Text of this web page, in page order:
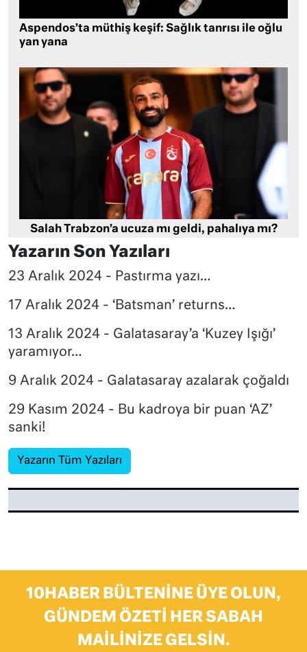
Aspendos’ta müthiş keşif: Sağlık tanrısı ile oğlu
yan yana
Salah Trabzon’a ucuza mı geldi, pahalıya mı?
Yazarın Son Yazıları
23 Aralık 2024 - Pastırma yazı…
17 Aralık 2024 - ‘Batsman’ returns…
13 Aralık 2024 - Galatasaray’a ‘Kuzey Işığı’
yaramıyor…
9 Aralık 2024 - Galatasaray azalarak çoğaldı
29 Kasım 2024 - Bu kadroya bir puan ‘AZ’
sanki!
Yazarın Tüm Yazıları
10HABER BÜLTENINE ÜYE OLUN,
GÜNDEM ÖZETI HER SABAH
MAILINIZE GELSIN.